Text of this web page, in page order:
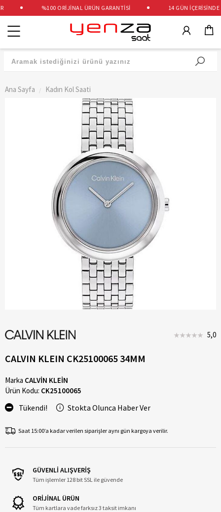
%100 ORİJİNAL ÜRÜN GARANTİSİ 14 GÜN İÇERİSİNDE
Kategoriler
Ana Sayfa Kadın Kol Saati
5,0
CALVIN KLEIN CK25100065 34MM
Marka CALVİN KLEİN
Ürün Kodu: CK25100065
Tükendi! Stokta Olunca Haber Ver
Saat 15:00’a kadar verilen siparişler aynı gün kargoya verilir.
GÜVENLİ ALIŞVERİŞ
Tüm işlemler 128 bit SSL ile güvende
ORİJİNAL ÜRÜN
Tüm kartlara vade farksız 3 taksit imkanı